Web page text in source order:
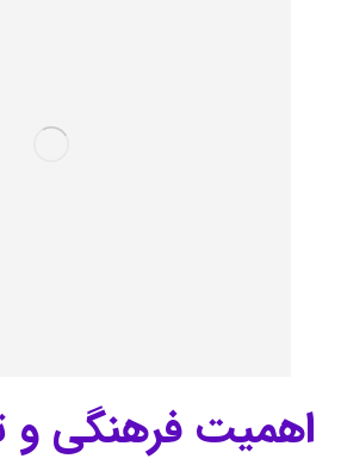
اهمیت فرهنگی و